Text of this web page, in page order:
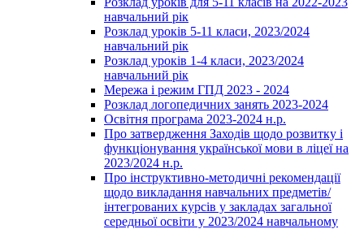
навчальний рік
Розклад уроків 5-11 класи, 2023/2024
навчальний рік
Розклад уроків 1-4 класи, 2023/2024
навчальний рік
Мережа і режим ГПД 2023 - 2024
Розклад логопедичних занять 2023-2024
Освітня програма 2023-2024 н.р.
Про затвердження Заходів щодо розвитку і
функціонування української мови в ліцеї на
2023/2024 н.р.
Про інструктивно-методичні рекомендації
щодо викладання навчальних предметів/
інтегрованих курсів у закладах загальної
середньої освіти у 2023/2024 навчальному